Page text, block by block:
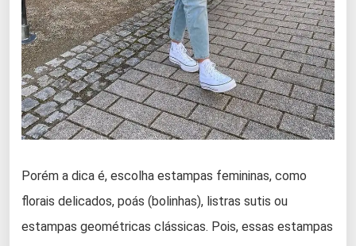
Porém a dica é, escolha estampas femininas, como
florais delicados, poás (bolinhas), listras sutis ou
estampas geométricas clássicas. Pois, essas estampas